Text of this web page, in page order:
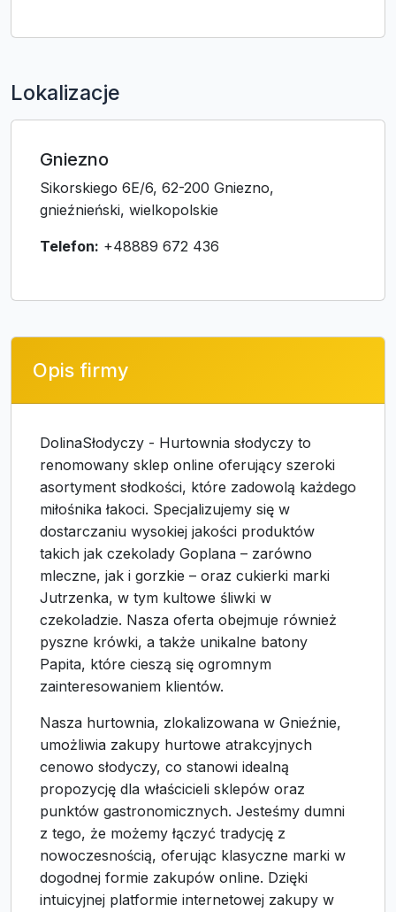
Lokalizacje
Gniezno
Sikorskiego 6E/6, 62-200 Gniezno,
gnieźnieński, wielkopolskie
Telefon: +48889 672 436
Opis firmy
DolinaSłodyczy - Hurtownia słodyczy to
renomowany sklep online oferujący szeroki
asortyment słodkości, które zadowolą każdego
miłośnika łakoci. Specjalizujemy się w
dostarczaniu wysokiej jakości produktów
takich jak czekolady Goplana – zarówno
mleczne, jak i gorzkie – oraz cukierki marki
Jutrzenka, w tym kultowe śliwki w
czekoladzie. Nasza oferta obejmuje również
pyszne krówki, a także unikalne batony
Papita, które cieszą się ogromnym
zainteresowaniem klientów.
Nasza hurtownia, zlokalizowana w Gnieźnie,
umożliwia zakupy hurtowe atrakcyjnych
cenowo słodyczy, co stanowi idealną
propozycję dla właścicieli sklepów oraz
punktów gastronomicznych. Jesteśmy dumni
z tego, że możemy łączyć tradycję z
nowoczesnością, oferując klasyczne marki w
dogodnej formie zakupów online. Dzięki
intuicyjnej platformie internetowej zakupy w